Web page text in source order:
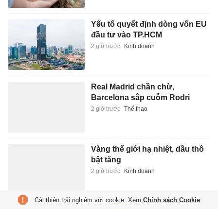
Yếu tố quyết định dòng vốn EU
đầu tư vào TP.HCM
2 giờ trước Kinh doanh
Real Madrid chần chừ,
Barcelona sắp cuỗm Rodri
2 giờ trước Thể thao
Vàng thế giới hạ nhiệt, dầu thô
bật tăng
2 giờ trước Kinh doanh
Cải thiện trải nghiệm với cookie. Xem Chính sách Cookie